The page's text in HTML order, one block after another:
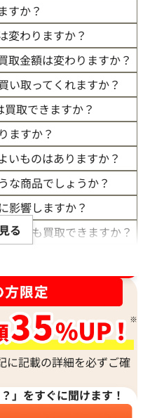
すか？
変わりますか？
取金額は変わりますか？
い取ってくれますか？
取できますか？
ますか？
いものはありますか？
な商品でしょうか？
影響しますか？
ドでも買取できますか？
響する？
どんなことが影響しま
る
に記載の詳細を必ずご確
？」をすぐに聞けます！